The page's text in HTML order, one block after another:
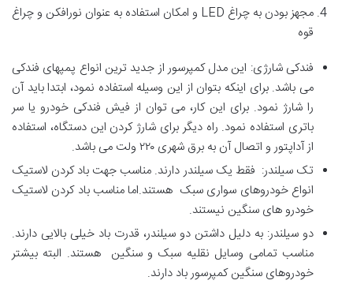
مجهز بودن به چراغ LED و امکان استفاده به عنوان نورافکن و چراغ
قوه
فندکی شارژی: این مدل کمپرسور از جدید ترین انواع پمپهای فندکی
می باشد. برای اینکه بتوان از این وسیله استفاده نمود، ابتدا باید آن
را شارژ نمود. برای این کار، می توان از فیش فندکی خودرو یا سر
باتری استفاده نمود. راه دیگر برای شارژ کردن این دستگاه، استفاده
از آداپتور و اتصال آن به برق شهری ۲۲۰ ولت می باشد.
تک سیلندر: فقط یک سیلندر دارند. مناسب جهت باد کردن لاستیک
انواع خودروهای سواری سبک هستند.اما مناسب باد کردن لاستیک
خودرو های سنگین نیستند.
دو سیلندر: به دلیل داشتن دو سیلندر، قدرت باد خیلی بالایی دارند.
مناسب تمامی وسایل نقلیه سبک و سنگین هستند. البته بیشتر
خودروهای سنگین کمپرسور باد دارند.